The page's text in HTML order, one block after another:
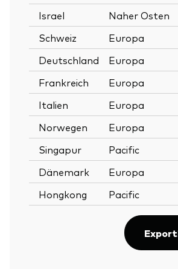
Israel
Naher Osten
Schweiz
Europa
Deutschland
Europa
Frankreich
Europa
Italien
Europa
Norwegen
Europa
Singapur
Pacific
Dänemark
Europa
Hongkong
Pacific